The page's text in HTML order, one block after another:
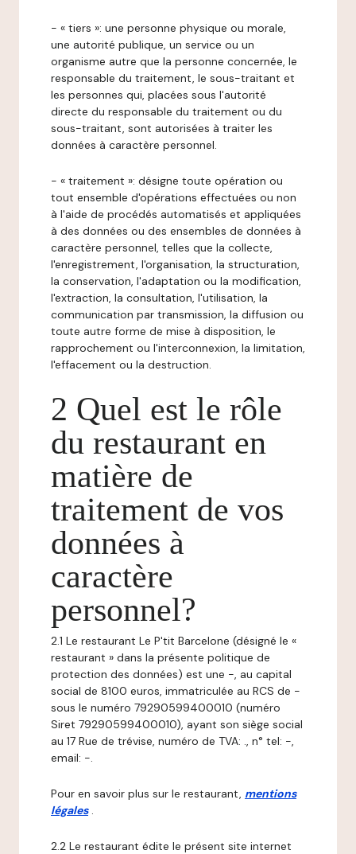
- « tiers »: une personne physique ou morale,
une autorité publique, un service ou un
organisme autre que la personne concernée, le
responsable du traitement, le sous-traitant et
les personnes qui, placées sous l'autorité
directe du responsable du traitement ou du
sous-traitant, sont autorisées à traiter les
données à caractère personnel.
- « traitement »: désigne toute opération ou
tout ensemble d'opérations effectuées ou non
à l'aide de procédés automatisés et appliquées
à des données ou des ensembles de données à
caractère personnel, telles que la collecte,
l'enregistrement, l'organisation, la structuration,
la conservation, l'adaptation ou la modification,
l'extraction, la consultation, l'utilisation, la
communication par transmission, la diffusion ou
toute autre forme de mise à disposition, le
rapprochement ou l'interconnexion, la limitation,
l'effacement ou la destruction.
2 Quel est le rôle
du restaurant en
matière de
traitement de vos
données à
caractère
personnel?
2.1 Le restaurant Le P'tit Barcelone (désigné le «
restaurant » dans la présente politique de
protection des données) est une -, au capital
social de 8100 euros, immatriculée au RCS de -
sous le numéro 79290599400010 (numéro
Siret 79290599400010), ayant son siège social
au 17 Rue de trévise, numéro de TVA: ., n° tel: -,
email: -.
Pour en savoir plus sur le restaurant, mentions
légales .
2.2 Le restaurant édite le présent site internet